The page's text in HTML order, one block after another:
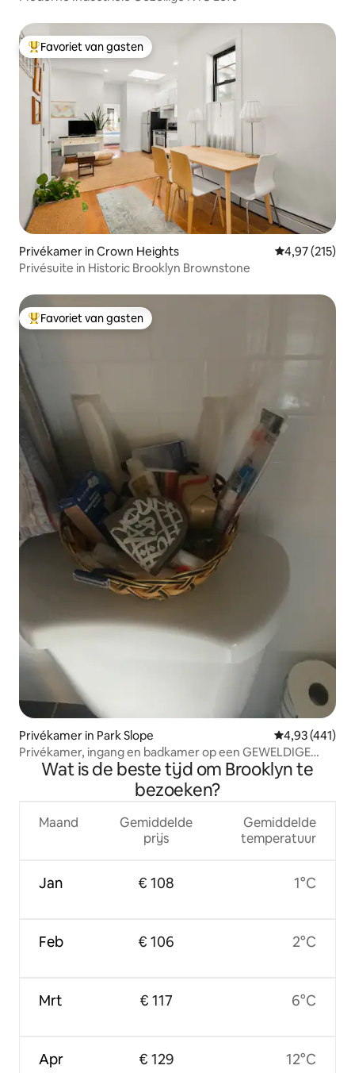
Topfavoriet van gasten
Favoriet van gasten
Privékamer in Crown Heights Gemiddelde
4,97 (215)
Privésuite in Historic Brooklyn Brownstone
Topfavoriet van gasten
Favoriet van gasten
Privékamer in Park Slope Gemiddelde
4,93 (441)
Privékamer, ingang en badkamer op een GEWELDIGE
locatieWat is de beste tijd om Brooklyn te
bezoeken?
Maand
Jan
Feb
Mrt
Apr
Gemiddelde
prijs
€ 108
€ 106
€ 117
€ 129
Gemiddelde
temperatuur
1°C
2°C
6°C
12°C